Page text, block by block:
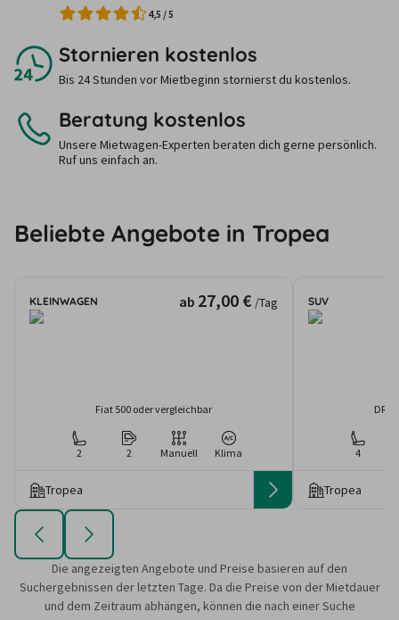
4,5 /5
Stornieren kostenlos
Bis 24 Stunden vor Mietbeginn stornierst du kostenlos.
Beratung kostenlos
Unsere Mietwagen-Experten beraten dich gerne persönlich.
Ruf uns einfach an.
Beliebte Angebote in Tropea
KLEINWAGEN ab 27,00 € /Tag
Fiat 500 oder vergleichbar
2 2 Manuell Klima
Tropea
SUV
DR 4
4
Tropea
Die angezeigten Angebote und Preise basieren auf den
Suchergebnissen der letzten Tage. Da die Preise von der Mietdauer
und dem Zeitraum abhängen, können die nach einer Suche